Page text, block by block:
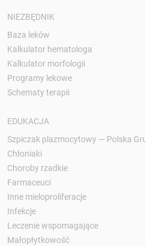
NIEZBĘDNIK
Baza leków
Kalkulator hematologa
Kalkulator morfologii
Programy lekowe
Schematy terapii
EDUKACJA
Szpiczak plazmocytowy — Polska
Chłoniaki
Choroby rzadkie
Farmaceuci
Inne mieloproliferacje
Infekcje
Leczenie wspomagające
Małopłytkowość